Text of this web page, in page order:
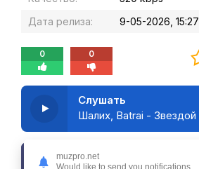
Дата релиза:
9-05-2026, 15:27
0 0
Слушать
Шалих, Batrai - Звездой
Скачать трек
muzpro.net